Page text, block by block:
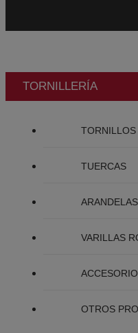
TORNILLERÍA
TORNILLOS
TUERCAS
ARANDELAS
VARILLAS
OTROS